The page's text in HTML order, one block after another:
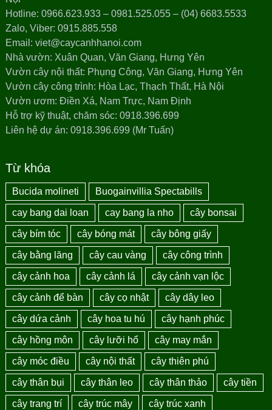
Hotline: 0966.623.933 – 0981.525.055 – (04) 6683.5533
Zalo, Viber: 0915.885.558
Email: viet@caycanhhanoi.com
Nhà vườn: Xuân Quan, Văn Giang, Hưng Yên
Vườn cây nội thất: Phụng Công, Văn Giang, Hưng Yên
Vườn cây công trình: Hòa Lạc, Thạch Thất, Hà Nội
Vườn ươm: Điền Xá, Nam Trực, Nam Định
Hỗ trợ kỹ thuật, chăm sóc: 0918.396.699
Liên hệ dự án: 0918.396.699 (Mr Tuấn)
Từ khóa
Bucida molineti Buogainvillia Spectabills
cay bang dai loan cay bang la nho cây bonsai
cây bím tóc cây bóng mát cây bông giấy
cây bằng lăng cây cau vàng cây công trình
cây cảnh hoa cây cảnh lá cây cảnh vạn lộc
cây cảnh để bàn cây cọ nhật cây dây leo
cây dứa cảnh cây hoa tu hú cây hạnh phúc
cây hồng môn cây lưỡi hổ cây may mắn
cây móc điều cây nội thất cây thiên phú
cây thân bụi cây thân leo cây thân thảo cây tiền
cây trang trí cây trúc mây cây trúc xanh